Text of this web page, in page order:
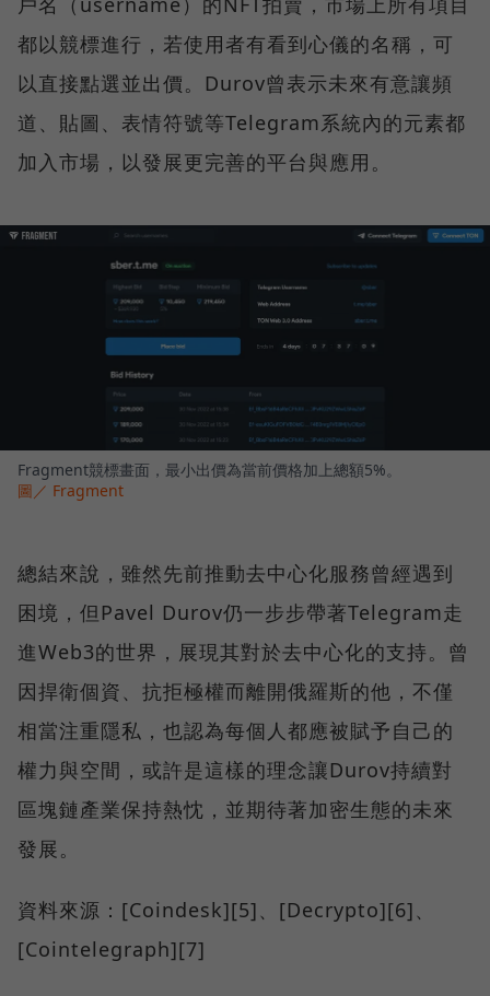
都以競標進行，若使用者有看到心儀的名稱，可
以直接點選並出價。Durov曾表示未來有意讓頻
道、貼圖、表情符號等Telegram系統內的元素都
加入市場，以發展更完善的平台與應用。
Fragment競標畫面，最小出價為當前價格加上總額5%。
圖／ Fragment
總結來說，雖然先前推動去中心化服務曾經遇到
困境，但Pavel Durov仍一步步帶著Telegram走
進Web3的世界，展現其對於去中心化的支持。曾
因捍衛個資、抗拒極權而離開俄羅斯的他，不僅
相當注重隱私，也認為每個人都應被賦予自己的
權力與空間，或許是這樣的理念讓Durov持續對
區塊鏈產業保持熱忱，並期待著加密生態的未來
發展。
資料來源：[Coindesk][5]、[Decrypto][6]、
[Cointelegraph][7]